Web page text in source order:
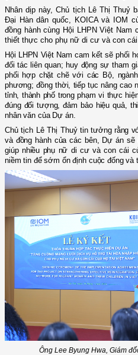
Nhân dịp này, Chủ tịch Lê Thị Thuỷ
Đại Hàn dân quốc, KOICAvà IOM
đồng hành cùng Hội LHPN Việt Nam
thiết thực cho phụ nữ di cư và con
Hội LHPN Việt Nam cam kết sẽ phối
đối tác liên quan; huy động sự tham
phối hợp chặt chẽ với các Bộ, n
phương; đồng thời, tiếptụcnâng cao
tỉnh, thành phố trong phạm vi thực
đúng đối tượng, đảm bảo hiệu quả,
nhân văn của Dự án.
Chủ tịch Lê Thị Thuỷtin tưởng rằng
và đồng hành của các bên, Dự án
giúp nhiều phụ nữ di cư và con cái
niềm tin để sớm ổn định cuộc đống và
Ông Lee Byung Hwa, Giám